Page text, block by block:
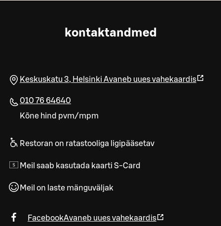
kontaktandmed
Keskuskatu 3, Helsinki Avaneb uues vahekaardis
010 76 64640
Kõne hind pvm/mpm
Restoran on ratastooliga ligipääsetav
Meil saab kasutada kaarti S-Card
Meil on laste mänguväljak
FacebookAvaneb uues vahekaardis